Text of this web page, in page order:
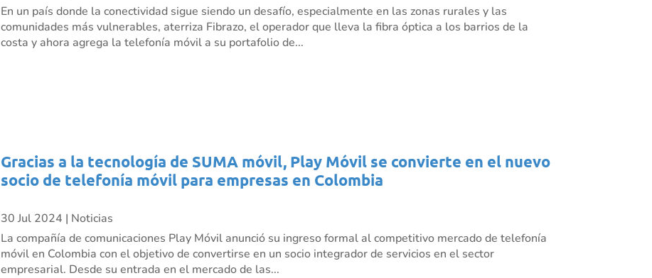
En un país donde la conectividad sigue siendo un desafío, especialmente en las zonas rurales y las
comunidades más vulnerables, aterriza Fibrazo, el operador que lleva la fibra óptica a los barrios de la
costa y ahora agrega la telefonía móvil a su portafolio de...
Gracias a la tecnología de SUMA móvil, Play Móvil se convierte en el nuevo
socio de telefonía móvil para empresas en Colombia
30 Jul 2024 | Noticias
La compañía de comunicaciones Play Móvil anunció su ingreso formal al competitivo mercado de telefonía
móvil en Colombia con el objetivo de convertirse en un socio integrador de servicios en el sector
empresarial. Desde su entrada en el mercado de las...